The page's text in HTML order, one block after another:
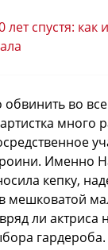
лет спустя:
во
много
Именно
кепку,
мешковатой
ли актриса
гардероба.